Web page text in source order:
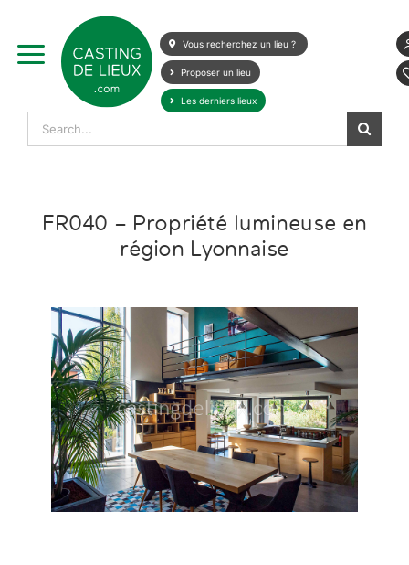
content
Vous recherchez un lieu ?
Proposer un lieu
Les derniers lieux
Search
for:
FR040 – Propriété lumineuse en
région Lyonnaise